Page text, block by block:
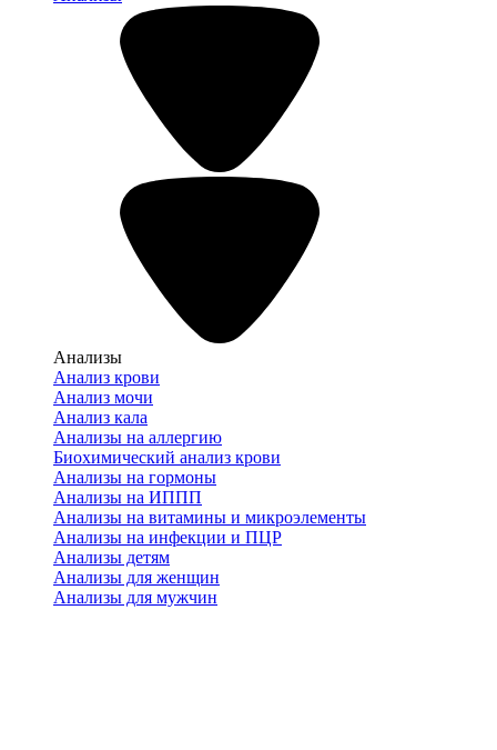
Анализы
Анализ крови
Анализ мочи
Анализ кала
Анализы на аллергию
Биохимический анализ крови
Анализы на гормоны
Анализы на ИППП
Анализы на витамины и микроэлементы
Анализы на инфекции и ПЦР
Анализы детям
Анализы для женщин
Анализы для мужчин